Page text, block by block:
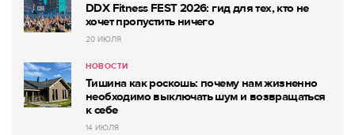
DDX Fitness FEST 2026: гид для тех, кто не
хочет пропустить ничего
20 ИЮЛЯ
НОВОСТИ
Тишина как роскошь: почему нам жизненно
необходимо выключать шум и возвращаться
к себе
14 ИЮЛЯ